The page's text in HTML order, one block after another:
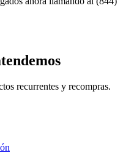
recurrentes y recompras.